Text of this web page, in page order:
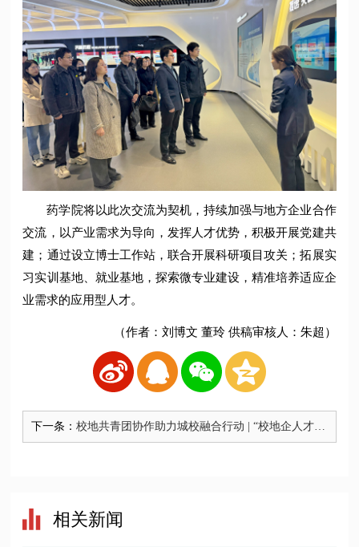
药学院将以此次交流为契机，持续加强与地方企业合作
交流，以产业需求为导向，发挥人才优势，积极开展党建共
建；通过设立博士工作站，联合开展科研项目攻关；拓展实
习实训基地、就业基地，探索微专业建设，精准培养适应企
业需求的应用型人才。
（作者：刘博文 董玲 供稿审核人：朱超）
下一条：校地共青团协作助力城校融合行动 | “校地企人才直
通车”（高端装备产业专场）活动举办
相关新闻